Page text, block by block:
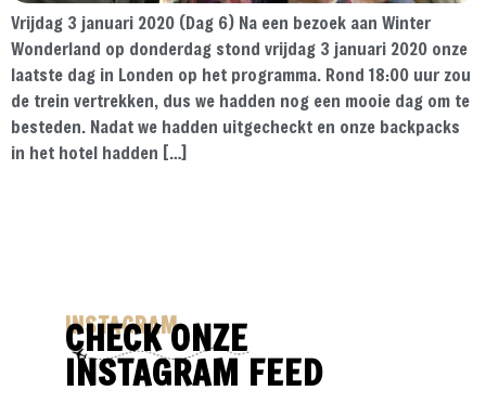
Vrijdag 3 januari 2020 (Dag 6) Na een bezoek aan Winter
Wonderland op donderdag stond vrijdag 3 januari 2020 onze
laatste dag in Londen op het programma. Rond 18:00 uur zou
de trein vertrekken, dus we hadden nog een mooie dag om te
besteden. Nadat we hadden uitgecheckt en onze backpacks
in het hotel hadden […]
INSTAGRAM
CHECK ONZE
INSTAGRAM FEED